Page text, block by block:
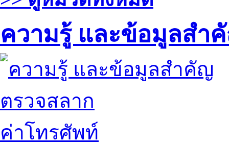
ความรู้ และข้อมูลสำ
ตรวจสลาก
ค่าโทรศัพท์